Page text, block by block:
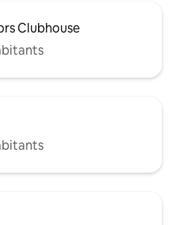
Clubhouse